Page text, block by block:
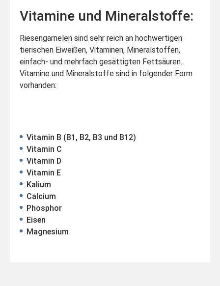
Vitamine und Mineralstoffe:
Riesengarnelen sind sehr reich an hochwertigen
tierischen Eiweißen, Vitaminen, Mineralstoffen,
einfach- und mehrfach gesättigten Fettsäuren.
Vitamine und Mineralstoffe sind in folgender Form
vorhanden:
Vitamin B (B1, B2, B3 und B12)
Vitamin C
Vitamin D
Vitamin E
Kalium
Calcium
Phosphor
Eisen
Magnesium